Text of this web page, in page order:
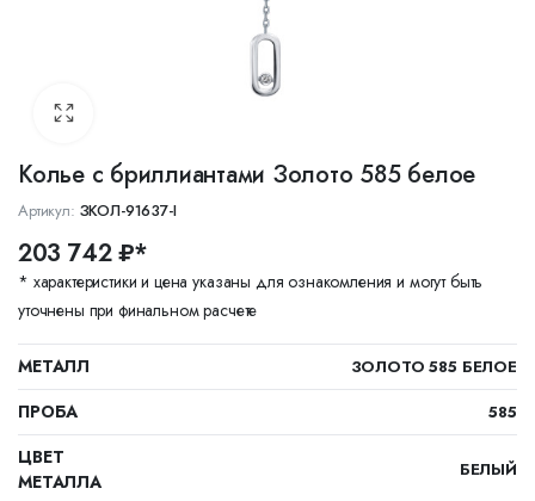
Колье с бриллиантами Золото 585 белое
Артикул: ЗКОЛ-91637-I
203 742 ₽*
* характеристики и цена указаны для ознакомления и могут быть
уточнены при финальном расчете
МЕТАЛЛ ЗОЛОТО 585 БЕЛОЕ
ПРОБА 585
ЦВЕТ
МЕТАЛЛА
БЕЛЫЙ